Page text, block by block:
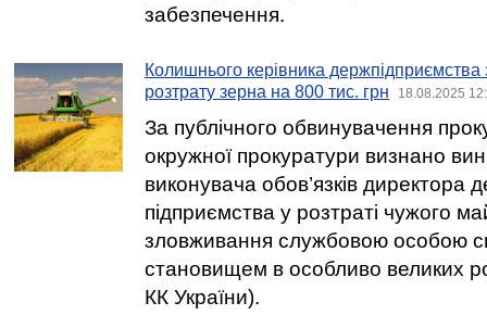
забезпечення.
Колишнього керівника держпідприємства
розтрату зерна на 800 тис. грн
18.08.2025
За публічного обвинувачення
окружної прокуратури визнано
виконувача обов’язків директора
підприємства у розтраті чужого
зловживання службовою особою
становищем в особливо великих
КК України).